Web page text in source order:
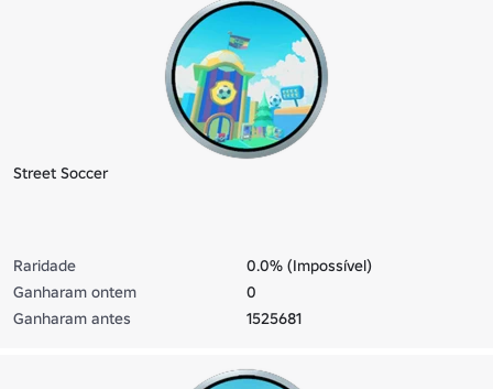
Street Soccer
Raridade
0.0% (Impossível)
Ganharam ontem
0
Ganharam antes
1525681